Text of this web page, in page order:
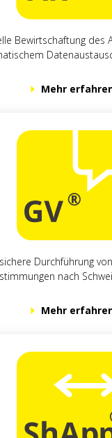
Bewirtschaftung des
Mehr
Durchführung
nach
Mehr